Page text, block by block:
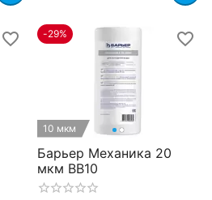
10 мкм
-29%
Барьер Механика 20
мкм BB10